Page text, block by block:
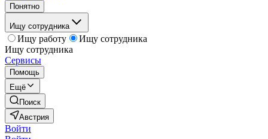
Понятно
Ищу сотрудника
Ищу работу
Ищу сотрудника
Ищу сотрудника
Сервисы
Помощь
Ещё
Поиск
Австрия
Войти